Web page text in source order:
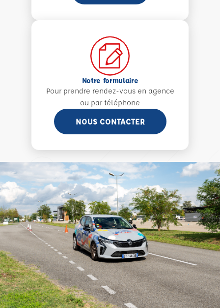
Notre formulaire
Pour prendre rendez-vous en agence
ou par téléphone
NOUS CONTACTER